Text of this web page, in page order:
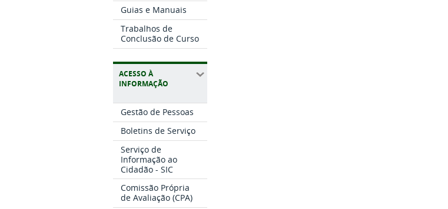
Guias e Manuais
Trabalhos de
Conclusão de Curso
ACESSO À
INFORMAÇÃO
Gestão de Pessoas
Boletins de Serviço
Serviço de
Informação ao
Cidadão - SIC
Comissão Própria
de Avaliação (CPA)